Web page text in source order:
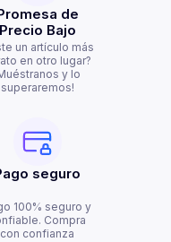
de
Precio Bajo
un artículo más
en otro lugar?
y lo
superaremos!
seguro
100% seguro y
Compra
con confianza